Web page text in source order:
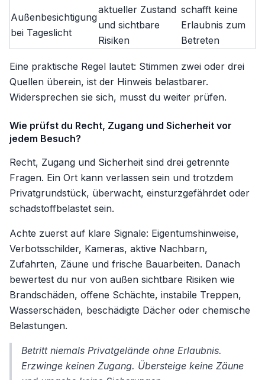
Außenbesichtigung
bei Tageslicht
aktueller Zustand
und sichtbare
Risiken
schafft keine
Erlaubnis zum
Betreten
Eine praktische Regel lautet: Stimmen zwei oder drei
Quellen überein, ist der Hinweis belastbarer.
Widersprechen sie sich, musst du weiter prüfen.
Wie prüfst du Recht, Zugang und Sicherheit vor
jedem Besuch?
Recht, Zugang und Sicherheit sind drei getrennte
Fragen. Ein Ort kann verlassen sein und trotzdem
Privatgrundstück, überwacht, einsturzgefährdet oder
schadstoffbelastet sein.
Achte zuerst auf klare Signale: Eigentumshinweise,
Verbotsschilder, Kameras, aktive Nachbarn,
Zufahrten, Zäune und frische Bauarbeiten. Danach
bewertest du nur von außen sichtbare Risiken wie
Brandschäden, offene Schächte, instabile Treppen,
Wasserschäden, beschädigte Dächer oder chemische
Belastungen.
Betritt niemals Privatgelände ohne Erlaubnis.
Erzwinge keinen Zugang. Übersteige keine Zäune